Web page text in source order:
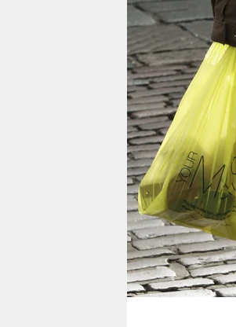
nord
wahrheit
verlag
verlag
veranstaltungen
shop
fragen & hilfe
unterstützen
abo
genossenschaft